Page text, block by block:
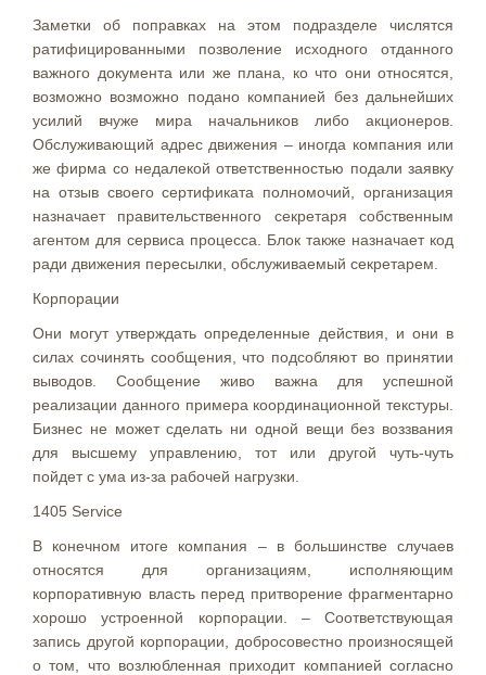
Заметки об поправках на этом подразделе числятся
ратифицированными позволение исходного отданного
важного документа или же плана, ко что они относятся,
возможно возможно подано компанией без дальнейших
усилий вчуже мира начальников либо акционеров.
Обслуживающий адрес движения – иногда компания или
же фирма со недалекой ответственностью подали заявку
на отзыв своего сертификата полномочий, организация
назначает правительственного секретаря собственным
агентом для сервиса процесса. Блок также назначает код
ради движения пересылки, обслуживаемый секретарем.
Корпорации
Они могут утверждать определенные действия, и они в
силах сочинять сообщения, что подсобляют во принятии
выводов. Сообщение живо важна для успешной
реализации данного примера координационной текстуры.
Бизнес не может сделать ни одной вещи без воззвания
для высшему управлению, тот или другой чуть-чуть
пойдет с ума из-за рабочей нагрузки.
1405 Service
В конечном итоге компания – в большинстве случаев
относятся для организациям, исполняющим
корпоративную власть перед притворение фрагментарно
хорошо устроенной корпорации. – Соответствующая
запись другой корпорации, добросовестно произносящей
о том, что возлюбленная приходит компанией согласно